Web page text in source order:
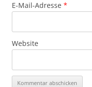
E-Mail-Adresse *
Website